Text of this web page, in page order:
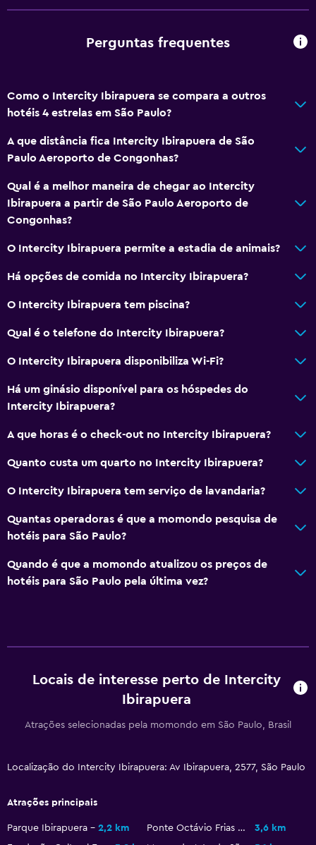
Salas de reunião
Instalações para reuniões/banquetes
Acesso com cartão
Receção 24 horas
Chuveiro
Sanita com autoclismo elevado
Secador de cabelo
Roupão de banho
WC privativo
Geral
Insonorizado
Telefone
Vista da cidade
Armazém disponível
Serviço de estacionamento
Estacionamento privado
Lavandaria
Perguntas frequentes
Como o Intercity Ibirapuera se compara a outros
hotéis 4 estrelas em São Paulo?
A que distância fica Intercity Ibirapuera de São
Paulo Aeroporto de Congonhas?
Qual é a melhor maneira de chegar ao Intercity
Ibirapuera a partir de São Paulo Aeroporto de
Congonhas?
O Intercity Ibirapuera permite a estadia de animais?
Há opções de comida no Intercity Ibirapuera?
O Intercity Ibirapuera tem piscina?
Qual é o telefone do Intercity Ibirapuera?
O Intercity Ibirapuera disponibiliza Wi-Fi?
Há um ginásio disponível para os hóspedes do
Intercity Ibirapuera?
A que horas é o check-out no Intercity Ibirapuera?
Quanto custa um quarto no Intercity Ibirapuera?
O Intercity Ibirapuera tem serviço de lavandaria?
Quantas operadoras é que a momondo pesquisa de
hotéis para São Paulo?
Quando é que a momondo atualizou os preços de
hotéis para São Paulo pela última vez?
Locais de interesse perto de Intercity
Ibirapuera
Atrações selecionadas pela momondo em São Paulo, Brasil
Localização do Intercity Ibirapuera: Av Ibirapuera, 2577, São Paulo
Atrações principais
Parque Ibirapuera 2,2 km Ponte Octávio Frias de Oliveira
3,6 km